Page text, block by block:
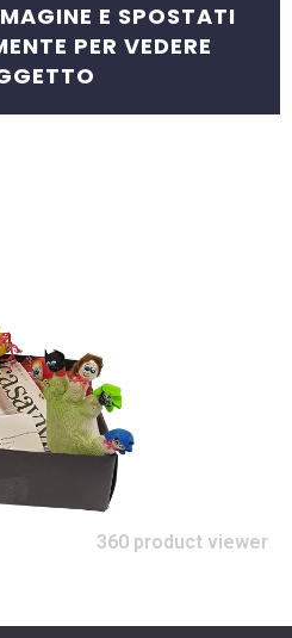
E SPOSTATI
PER VEDERE
360 product viewer